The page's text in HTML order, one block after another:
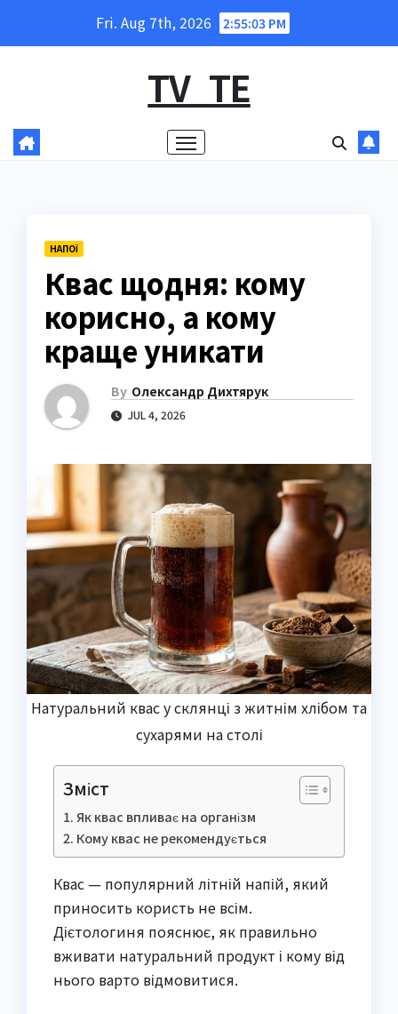
Fri. Aug 7th, 2026 2:55:05 PM
TV_TE
НАПОЇ
Квас щодня: кому
корисно, а кому
краще уникати
By Олександр Дихтярук
JUL 4, 2026
Натуральний квас у склянці з житнім хлібом та
сухарями на столі
Зміст
Як квас впливає на організм
Кому квас не рекомендується
Квас — популярний літній напій, який
приносить користь не всім.
Дієтологиня пояснює, як правильно
вживати натуральний продукт і кому від
нього варто відмовитися.